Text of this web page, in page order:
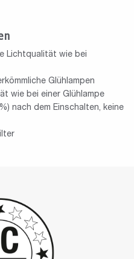
Lichtqualität wie bei
Glühlampen
wie bei einer Glühlampe
nach dem Einschalten, keine